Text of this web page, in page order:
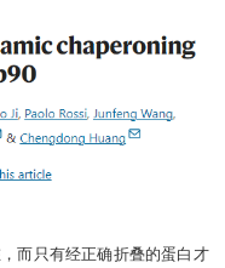
而只有经正确折叠的蛋白才